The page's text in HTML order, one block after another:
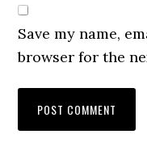
Save my name,
browser for the